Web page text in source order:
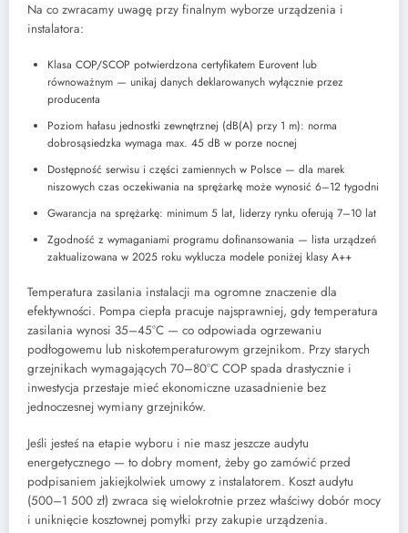
Na co zwracamy uwagę przy finalnym wyborze urządzenia i
instalatora:
Klasa COP/SCOP potwierdzona certyfikatem Eurovent lub
równoważnym — unikaj danych deklarowanych wyłącznie przez
producenta
Poziom hałasu jednostki zewnętrznej (dB(A) przy 1 m): norma
dobrosąsiedzka wymaga max. 45 dB w porze nocnej
Dostępność serwisu i części zamiennych w Polsce — dla marek
niszowych czas oczekiwania na sprężarkę może wynosić 6–12 tygodni
Gwarancja na sprężarkę: minimum 5 lat, liderzy rynku oferują 7–10 lat
Zgodność z wymaganiami programu dofinansowania — lista urządzeń
zaktualizowana w 2025 roku wyklucza modele poniżej klasy A++
Temperatura zasilania instalacji ma ogromne znaczenie dla
efektywności. Pompa ciepła pracuje najsprawniej, gdy temperatura
zasilania wynosi 35–45°C — co odpowiada ogrzewaniu
podłogowemu lub niskotemperaturowym grzejnikom. Przy starych
grzejnikach wymagających 70–80°C COP spada drastycznie i
inwestycja przestaje mieć ekonomiczne uzasadnienie bez
jednoczesnej wymiany grzejników.
Jeśli jesteś na etapie wyboru i nie masz jeszcze audytu
energetycznego — to dobry moment, żeby go zamówić przed
podpisaniem jakiejkolwiek umowy z instalatorem. Koszt audytu
(500–1 500 zł) zwraca się wielokrotnie przez właściwy dobór mocy
i uniknięcie kosztownej pomyłki przy zakupie urządzenia.